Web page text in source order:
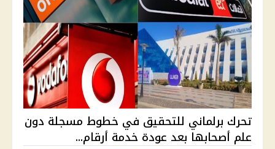
تحرك برلماني للتحقيق في خطوط مسجلة دون
علم أصحابها بعد عودة خدمة أرقام...